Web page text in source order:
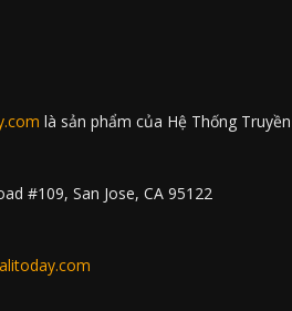
là sản phẩm của Hệ Thống Truyền
#109, San Jose, CA 95122